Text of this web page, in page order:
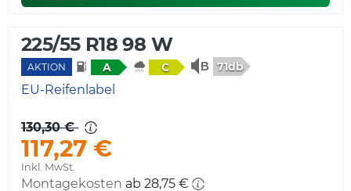
225/55 R18 98 W
AKTION A C 71db
EU-Reifenlabel
130,30 €
117,27 €
Inkl. MwSt.
Montagekosten ab 28,75 €